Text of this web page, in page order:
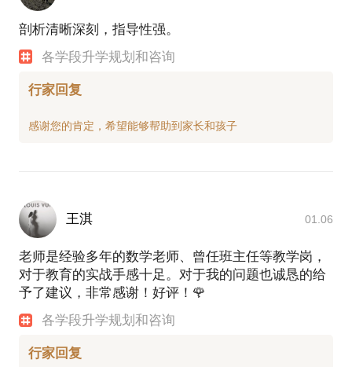
剖析清晰深刻，指导性强。
各学段升学规划和咨询
行家回复
王淇 01.06
老师是经验多年的数学老师、曾任班主任等教学岗，
对于教育的实战手感十足。对于我的问题也诚恳的给
予了建议，非常感谢！好评！🌹
各学段升学规划和咨询
行家回复